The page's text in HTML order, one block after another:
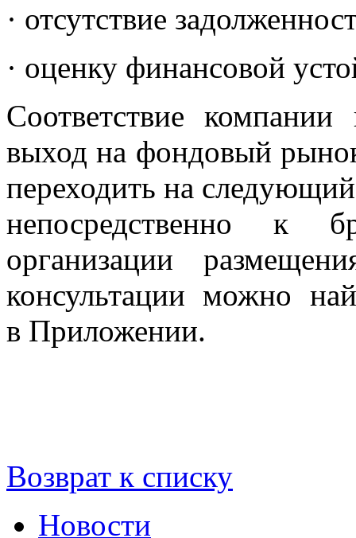
· отсутствие
· оценку финансовой
Соответствие
выход на фондовый
переходить на
непосредственно к
организации
консультации можно
в Приложении.
Возврат к списку
Новости